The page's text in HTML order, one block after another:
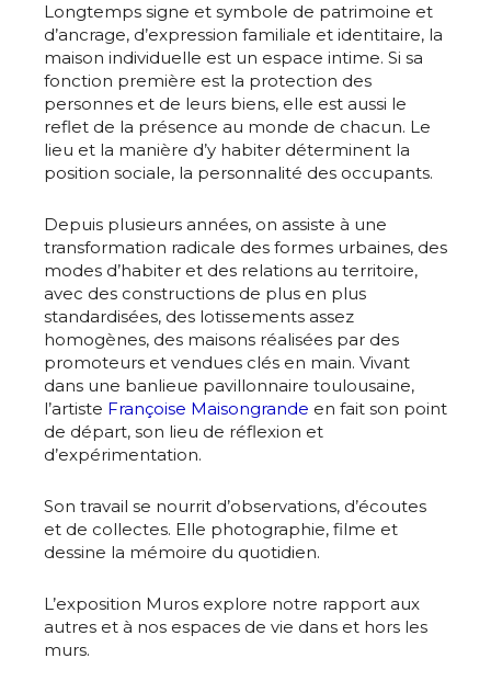
Longtemps signe et symbole de patrimoine et
d’ancrage, d’expression familiale et identitaire, la
maison individuelle est un espace intime. Si sa
fonction première est la protection des
personnes et de leurs biens, elle est aussi le
reflet de la présence au monde de chacun. Le
lieu et la manière d’y habiter déterminent la
position sociale, la personnalité des occupants.
Depuis plusieurs années, on assiste à une
transformation radicale des formes urbaines, des
modes d’habiter et des relations au territoire,
avec des constructions de plus en plus
standardisées, des lotissements assez
homogènes, des maisons réalisées par des
promoteurs et vendues clés en main. Vivant
dans une banlieue pavillonnaire toulousaine,
l’artiste Françoise Maisongrande en fait son point
de départ, son lieu de réflexion et
d’expérimentation.
Son travail se nourrit d’observations, d’écoutes
et de collectes. Elle photographie, filme et
dessine la mémoire du quotidien.
L’exposition Muros explore notre rapport aux
autres et à nos espaces de vie dans et hors les
murs.